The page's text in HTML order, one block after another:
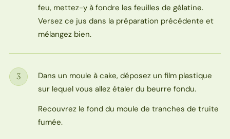
feu, mettez-y à fondre les feuilles de gélatine.
Versez ce jus dans la préparation précédente et
mélangez bien.
Étape
3
Dans un moule à cake, déposez un film plastique
sur lequel vous allez étaler du beurre fondu.
Recouvrez le fond du moule de tranches de truite
fumée.